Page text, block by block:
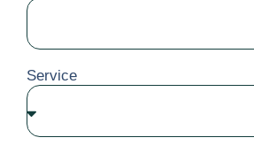
Service